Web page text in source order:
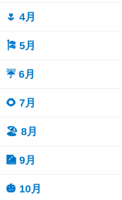
🌷 4月
🎏 5月
☔ 6月
🌻 7月
🏖 8月
🎑 9月
🎃 10月